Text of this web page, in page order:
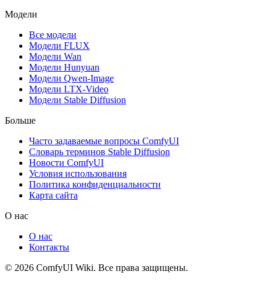
Модели
Все модели
Модели FLUX
Модели Wan
Модели Hunyuan
Модели Qwen-Image
Модели LTX-Video
Модели Stable Diffusion
Больше
Часто задаваемые вопросы ComfyUI
Словарь терминов Stable Diffusion
Новости ComfyUI
Условия использования
Политика конфиденциальности
Карта сайта
О нас
О нас
Контакты
© 2026 ComfyUI Wiki. Все права защищены.